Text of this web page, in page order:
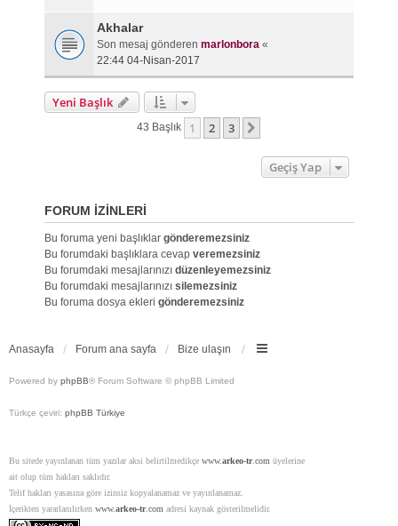
Akhalar
Son mesaj gönderen marlonbora«
22:44 04-Nisan-2017
Yeni Başlık
43 Başlık 1 2 3
Geçiş Yap
FORUM IZINLERI
Bu foruma yeni başlıklar gönderemezsiniz
Bu forumdaki başlıklara cevap veremezsiniz
Bu forumdaki mesajlarınızı düzenleyemezsiniz
Bu forumdaki mesajlarınızı silemezsiniz
Bu foruma dosya ekleri gönderemezsiniz
Anasayfa Forum ana sayfa Bize ulaşın
Powered by phpBB® Forum Software © phpBB Limited
Türkçe çeviri: phpBB Türkiye
Bu sitede yayınlanan tüm yazılar aksi belirtilmedikçe www.arkeo-tr.com üyelerine
ait olup tüm hakları saklıdır.
Telif hakları yasasına göre izinsiz kopyalanamaz ve yayınlanamaz.
İçerikten yararlanılırken www.arkeo-tr.com adresi kaynak gösterilmelidir.